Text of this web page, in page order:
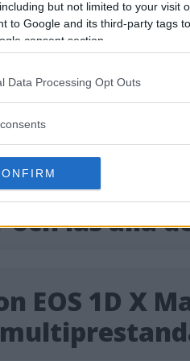
but not limited to your visit
to Google and its third-party tags
consent section.
Data Processing Opt Outs
på firmware hos EOS
R3 släppt: 24,1
& blackout-
R5 & R6
och läs alla
EOS 1D X